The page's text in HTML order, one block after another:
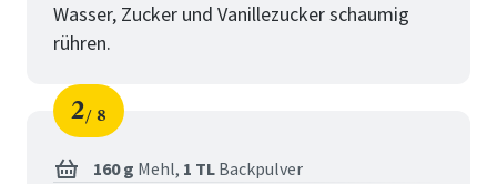
Wasser, Zucker und Vanillezucker schaumig
rühren.
Schritt
2
von
8
160 g Mehl, 1 TL Backpulver